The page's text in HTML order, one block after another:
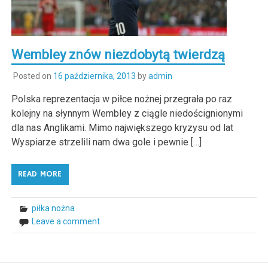
Wembley znów niezdobytą twierdzą
Posted on 16 października, 2013 byadmin
Polska reprezentacja w piłce nożnej przegrała po raz
kolejny na słynnym Wembley z ciągle niedoścignionymi
dla nas Anglikami. Mimo największego kryzysu od lat
Wyspiarze strzelili nam dwa gole i pewnie […]
READ MORE
piłka nożna
Leave a comment